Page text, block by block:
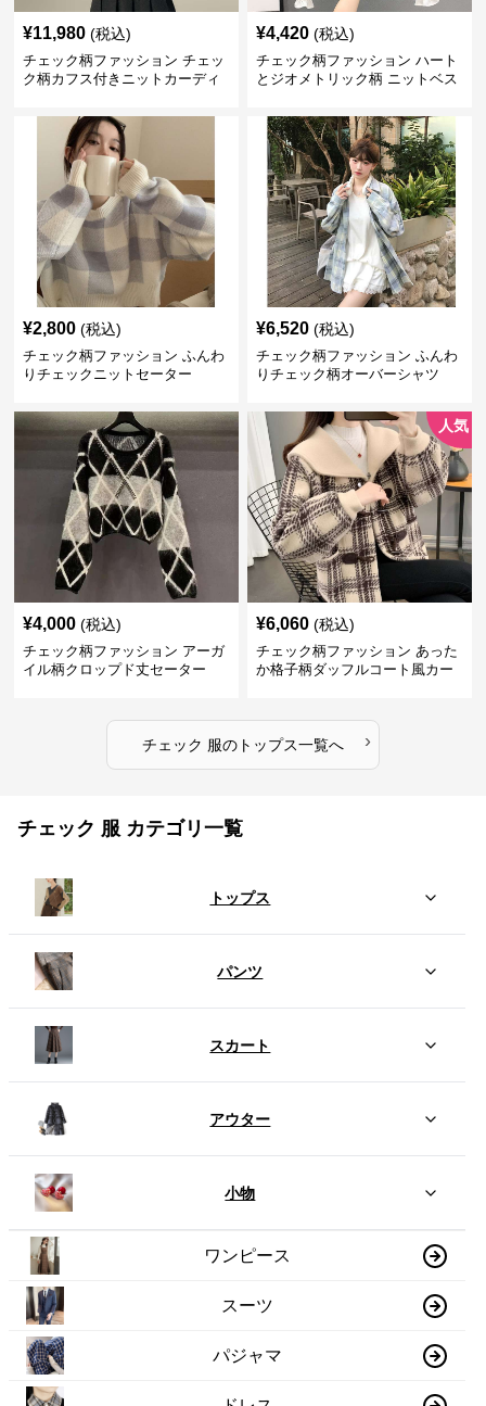
¥11,980 (税込)
チェック柄ファッション チェッ
ク柄カフス付きニットカーディ
¥4,420 (税込)
チェック柄ファッション ハート
とジオメトリック柄 ニットベス
¥2,800 (税込)
チェック柄ファッション ふんわ
りチェックニットセーター
¥6,520 (税込)
チェック柄ファッション ふんわ
りチェック柄オーバーシャツ
¥4,000 (税込)
チェック柄ファッション アーガ
イル柄クロップド丈セーター
人気
¥6,060 (税込)
チェック柄ファッション あった
か格子柄ダッフルコート風カー
チェック 服のトップス一覧へ ›
チェック 服 カテゴリ一覧
トップス
パンツ
スカート
アウター
小物
ワンピース
スーツ
パジャマ